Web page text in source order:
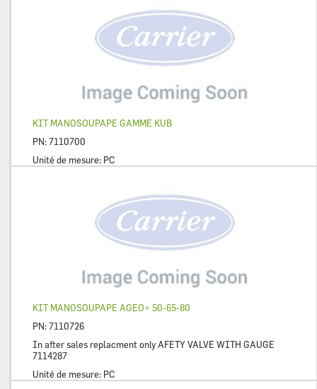
KIT MANOSOUPAPE GAMME KUB
PN:7110700
Unité de mesure: PC
KIT MANOSOUPAPE AGEO+ 50-65-80
PN:7110726
In after sales replacment only AFETY VALVE WITH GAUGE
7114287
Unité de mesure: PC